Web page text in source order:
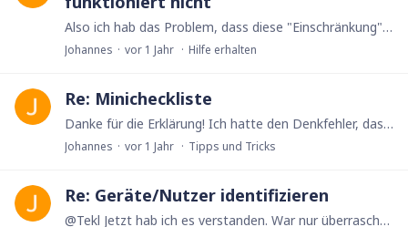
Also ich hab das Problem, dass diese "Einschränkung" bei verknüpften Feldern teilweise (nicht immer, aber immer mal wieder) nur funktioniert, wenn bei "Feld anzeigen als" Pop-Up ausgewählt ist.…
Johannes vor 1 Jahr Hilfe erhalten
Re: Minicheckliste
Danke für die Erklärung! Ich hatte den Denkfehler, das die Checkboxen des dMulti ja nicht die Checkboxen der einzelnen „wishes“ sind. Hab mich da jetzt auch mal ausgiebiger mit befasst und endlich…
Johannes vor 1 Jahr Tipps und Tricks
Re: Geräte/Nutzer identifizieren
@Tekl Jetzt hab ich es verstanden. War nur überrascht, dass es plötzlich um die Feld-IDs ging und nichtmehr um die Geräte ID. Aber jetzt ist das Zusammenspiel klar 👍